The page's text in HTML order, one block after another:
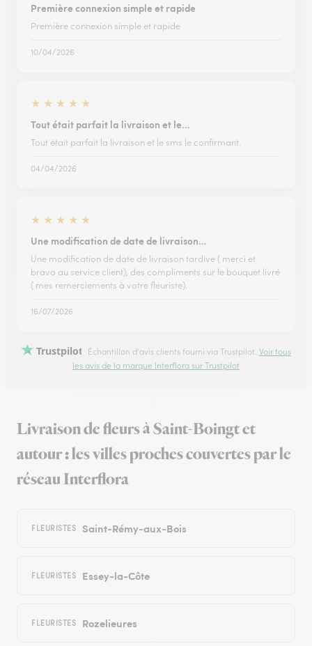
Première connexion simple et rapide
Première connexion simple et rapide
10/04/2026
★ ★ ★ ★ ★
Tout était parfait la livraison et le…
Tout était parfait la livraison et le sms le confirmant.
04/04/2026
★ ★ ★ ★ ★
Une modification de date de livraison…
Une modification de date de livraison tardive ( merci et
bravo au service client), des compliments sur le bouquet livré
( mes remerciements à votre fleuriste).
16/07/2026
Trustpilot Échantillon d'avis clients fourni via Trustpilot. Voir tous
les avis de la marque Interflora sur Trustpilot
Livraison de fleurs à Saint-Boingt et
autour : les villes proches couvertes par le
réseau Interflora
FLEURISTES Saint-Rémy-aux-Bois
FLEURISTES Essey-la-Côte
FLEURISTES Rozelieures